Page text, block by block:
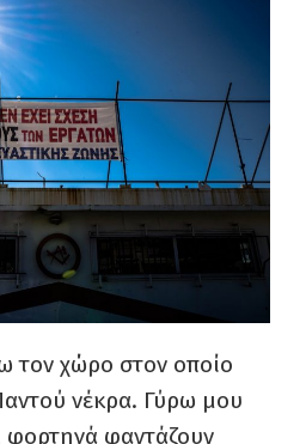
τον χώρο στον οποίο
νέκρα. Γύρω μου
φορτηγά φαντάζουν